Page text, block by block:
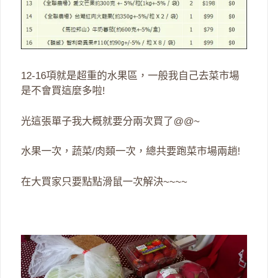
12-16項就是超重的水果區，一般我自己去菜市場
是不會買這麼多啦!
光這張單子我大概就要分兩次買了@@~
水果一次，蔬菜/肉類一次，總共要跑菜市場兩趟!
在大買家只要點點滑鼠一次解決~~~~